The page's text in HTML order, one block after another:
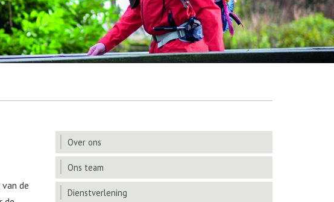
de
Over ons
Ons team
Dienstverlening